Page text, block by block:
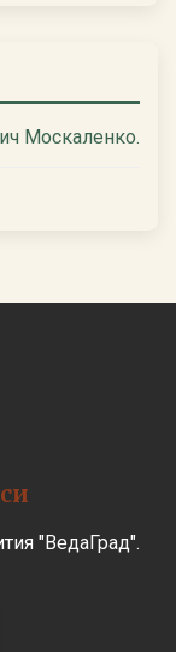
Москаленко.
"ВедаГрад".